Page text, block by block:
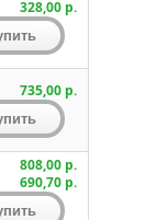
328,00 р.
735,00 р.
808,00 р.
690,70 р.